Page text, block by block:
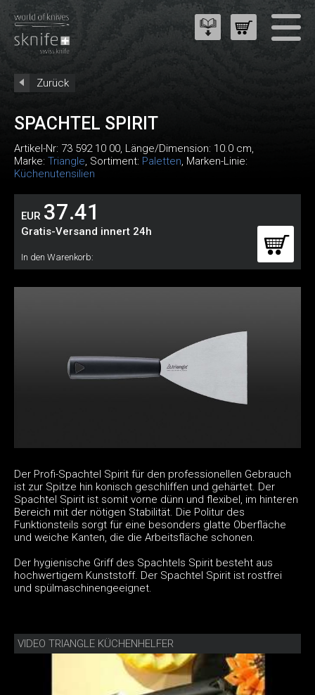
Zurück
SPACHTEL SPIRIT
Artikel-Nr: 73 592 10 00, Länge/Dimension: 10.0 cm,
Marke: Triangle, Sortiment: Paletten, Marken-Linie:
Küchenutensilien
EUR 37.41
Gratis-Versand innert 24h
In den Warenkorb:
Der Profi-Spachtel Spirit für den professionellen Gebrauch
ist zur Spitze hin konisch geschliffen und gehärtet. Der
Spachtel Spirit ist somit vorne dünn und flexibel, im hinteren
Bereich mit der nötigen Stabilität. Die Politur des
Funktionsteils sorgt für eine besonders glatte Oberfläche
und weiche Kanten, die die Arbeitsfläche schonen.
Der hygienische Griff des Spachtels Spirit besteht aus
hochwertigem Kunststoff. Der Spachtel Spirit ist rostfrei
und spülmaschinengeeignet.
VIDEO TRIANGLE KÜCHENHELFER